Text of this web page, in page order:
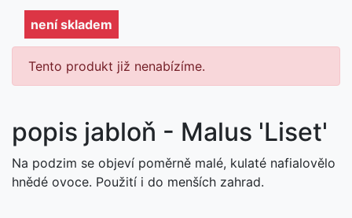
není skladem
Tento produkt již nenabízíme.
popis jabloň - Malus 'Liset'
Na podzim se objeví poměrně malé, kulaté nafialovělo
hnědé ovoce. Použití i do menších zahrad.